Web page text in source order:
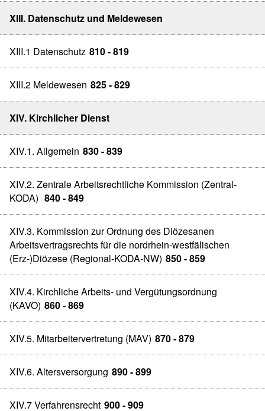
XIII. Datenschutz und Meldewesen
XIII.1 Datenschutz 810 - 819
XIII.2 Meldewesen 825 - 829
XIV. Kirchlicher Dienst
XIV.1. Allgemein 830 - 839
XIV.2. Zentrale Arbeitsrechtliche Kommission (Zentral-
KODA) 840 - 849
XIV.3. Kommission zur Ordnung des Diözesanen
Arbeitsvertragsrechts für die nordrhein-westfälischen
(Erz-)Diözese (Regional-KODA-NW) 850 - 859
XIV.4. Kirchliche Arbeits- und Vergütungsordnung
(KAVO) 860 - 869
XIV.5. Mitarbeitervertretung (MAV) 870 - 879
XIV.6. Altersversorgung 890 - 899
XIV.7 Verfahrensrecht 900 - 909